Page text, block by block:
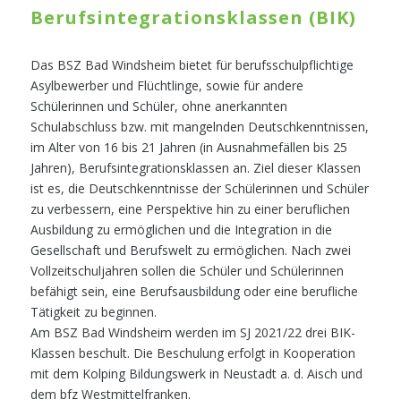
Berufsintegrationsklassen (BIK)
Das BSZ Bad Windsheim bietet für berufsschulpflichtige
Asylbewerber und Flüchtlinge, sowie für andere
Schülerinnen und Schüler, ohne anerkannten
Schulabschluss bzw. mit mangelnden Deutschkenntnissen,
im Alter von 16 bis 21 Jahren (in Ausnahmefällen bis 25
Jahren), Berufsintegrationsklassen an. Ziel dieser Klassen
ist es, die Deutschkenntnisse der Schülerinnen und Schüler
zu verbessern, eine Perspektive hin zu einer beruflichen
Ausbildung zu ermöglichen und die Integration in die
Gesellschaft und Berufswelt zu ermöglichen. Nach zwei
Vollzeitschuljahren sollen die Schüler und Schülerinnen
befähigt sein, eine Berufsausbildung oder eine berufliche
Tätigkeit zu beginnen.
Am BSZ Bad Windsheim werden im SJ 2021/22 drei BIK-
Klassen beschult. Die Beschulung erfolgt in Kooperation
mit dem Kolping Bildungswerk in Neustadt a. d. Aisch und
dem bfz Westmittelfranken.